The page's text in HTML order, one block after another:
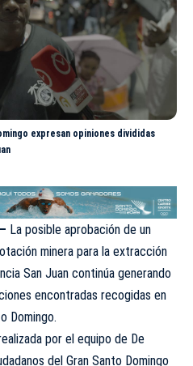
expresan opiniones divididas
La posible aprobación de un
minera para la extracción
San Juan continúa generando
encontradas recogidas en
Domingo.
por el equipo de De
del Gran Santo Domingo